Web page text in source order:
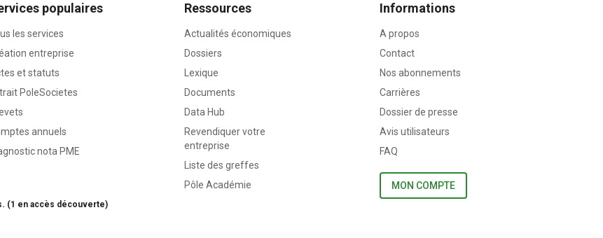
populaires
les services
entreprise
et statuts
PoleSocietes
annuels
nota PME
Ressources
Actualités économiques
Dossiers
Lexique
Documents
Data Hub
Revendiquer votre
entreprise
Liste des greffes
Pôle Académie
Informations
A propos
Contact
Nos abonnements
Carrières
Dossier de presse
Avis utilisateurs
FAQ
MON COMPTE
(1 en accès découverte)